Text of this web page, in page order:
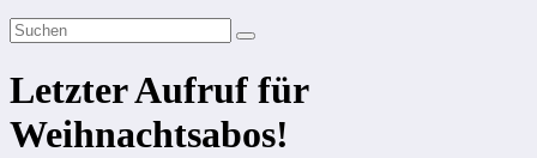
Letzter Aufruf für
Weihnachtsabos!